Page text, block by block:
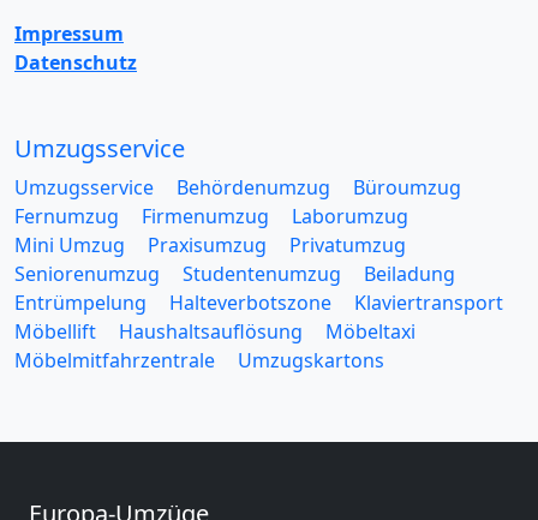
Impressum
Datenschutz
Umzugsservice
Umzugsservice Behördenumzug
Büroumzug
Fernumzug
Firmenumzug
Laborumzug
Mini Umzug
Praxisumzug
Privatumzug
Seniorenumzug
Studentenumzug
Beiladung
Entrümpelung
Halteverbotszone
Klaviertransport
Möbellift
Haushaltsauflösung
Möbeltaxi
Möbelmitfahrzentrale
Umzugskartons
Europa-Umzüge